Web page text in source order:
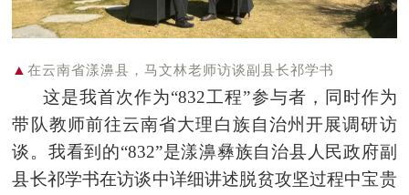
▲在云南省漾濞县，马文林老师访谈副县长祁学书
这是我首次作为“832工程”参与者，同时作为
带队教师前往云南省大理白族自治州开展调研访
谈。我看到的“832”是漾濞彝族自治县人民政府副
县长祁学书在访谈中详细讲述脱贫攻坚过程中宝贵